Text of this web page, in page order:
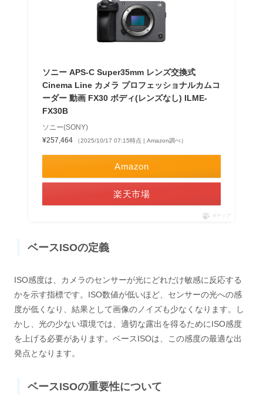
ソニー APS-C Super35mm レンズ交換式
Cinema Line カメラ プロフェッショナルカムコ
ーダー 動画 FX30 ボディ(レンズなし) ILME-
FX30B
ソニー(SONY)
¥257,464
（2025/10/17 07:15時点 | Amazon調べ）
Amazon
楽天市場
ポチップ
ベースISOの定義
ISO感度は、カメラのセンサーが光にどれだけ敏感に反応する
かを示す指標です。ISO数値が低いほど、センサーの光への感
度が低くなり、結果として画像のノイズも少なくなります。し
かし、光の少ない環境では、適切な露出を得るためにISO感度
を上げる必要があります。ベースISOは、この感度の最適な出
発点となります。
ベースISOの重要性について